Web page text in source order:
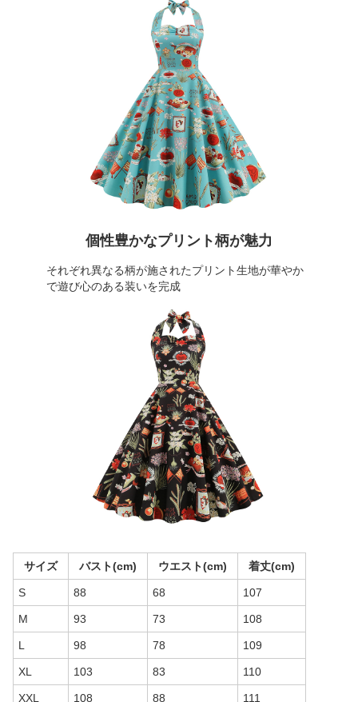
個性豊かなプリント柄が魅力
それぞれ異なる柄が施されたプリント生地が華やか
で遊び心のある装いを完成
サイズ バスト(cm) ウエスト(cm) 着丈(cm)
S 88 68 107
M 93 73 108
L 98 78 109
XL 103 83 110
XXL 108 88 111